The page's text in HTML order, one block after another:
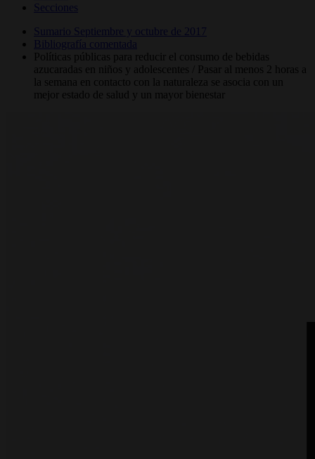
Secciones
Sumario Septiembre y octubre de 2017
Bibliografía comentada
Políticas públicas para reducir el consumo de bebidas
azucaradas en niños y adolescentes / Pasar al menos 2 horas a
la semana en contacto con la naturaleza se asocia con un
mejor estado de salud y un mayor bienestar